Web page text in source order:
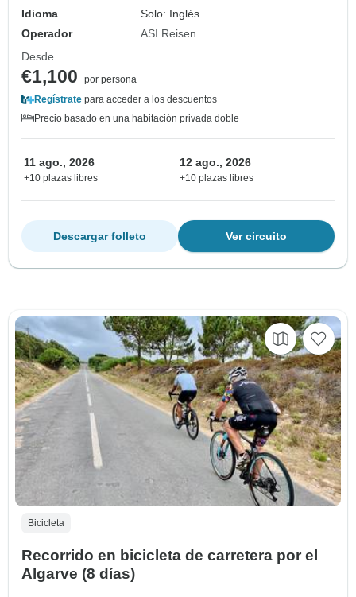
Idioma
Solo: Inglés
Operador
ASI Reisen
Desde
€1,100
por persona
Regístrate para acceder a los descuentos
Precio basado en una habitación privada doble
11 ago., 2026
+10 plazas libres
12 ago., 2026
+10 plazas libres
Ver circuito
Descargar folleto
Bicicleta
Recorrido en bicicleta de carretera por el
Algarve (8 días)